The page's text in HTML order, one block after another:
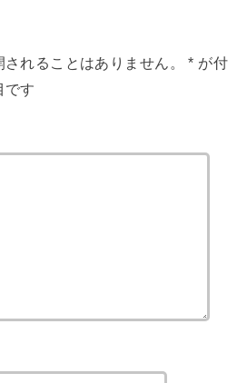
れることはありません。 * が付
です